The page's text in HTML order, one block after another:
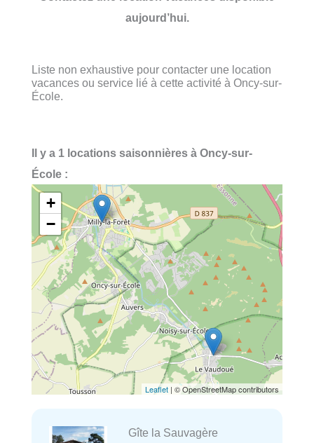
aujourd’hui.
Liste non exhaustive pour contacter une location
vacances ou service lié à cette activité à Oncy-sur-
École.
Il y a 1 locations saisonnières à Oncy-sur-
École :
+
−
Leaflet | © OpenStreetMap contributors
Gîte la Sauvagère